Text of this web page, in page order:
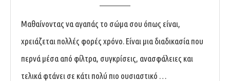
Μαθαίνοντας να αγαπάς το σώμα σου όπως είναι,
χρειάζεται πολλές φορές χρόνο. Είναι μια διαδικασία που
περνά μέσα από φίλτρα, συγκρίσεις, ανασφάλειες και
τελικά φτάνει σε κάτι πολύ πιο ουσιαστικό …